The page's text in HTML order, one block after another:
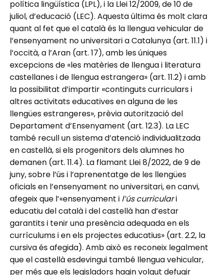
política lingüística (LPL), i la Llei 12/2009, de 10 de
juliol, d’educació (LEC). Aquesta última és molt clara
quant al fet que el català és la llengua vehicular de
l’ensenyament no universitari a Catalunya (art. 11.1) i
l’occità, a l’Aran (art. 17), amb les úniques
excepcions de «les matèries de llengua i literatura
castellanes i de llengua estrangera» (art. 11.2) i amb
la possibilitat d’impartir «continguts curriculars i
altres activitats educatives en alguna de les
llengües estrangeres», prèvia autorització del
Departament d’Ensenyament (art. 12.3). La LEC
també recull un sistema d’atenció individualitzada
en castellà, si els progenitors dels alumnes ho
demanen (art. 11.4). La flamant Llei 8/2022, de 9 de
juny, sobre l’ús i l’aprenentatge de les llengües
oficials en l’ensenyament no universitari, en canvi,
afegeix que l’«ensenyament i l’ús curriculari
educatiu del català i del castellà han d’estar
garantits i tenir una presència adequada en els
currículums i en els projectes educatius» (art. 2.2, la
cursiva és afegida). Amb això es reconeix legalment
que el castellà esdevingui també llengua vehicular,
per més que els legisladors hagin volgut defugir